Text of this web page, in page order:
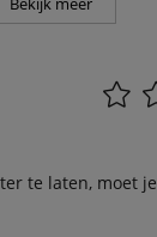
Bekijk meer
te laten, moet je